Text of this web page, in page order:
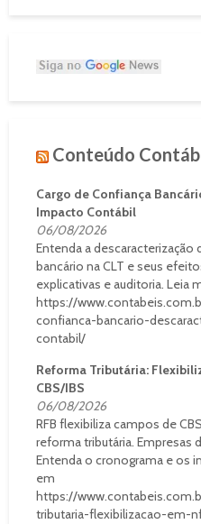
Conteúdo
Cargo de Confiança
Impacto Contábil
06/08/2026
Entenda a descaracterização
bancário na CLT e seus
explicativas e auditoria. Leia
https://
confianca-bancario-
contabil/
Reforma Tributária:
CBS/IBS
06/08/2026
RFB flexibiliza campos de
reforma tributária. Empresas
Entenda o cronograma e os
em
https://
tributaria-flexibilizacao-em-